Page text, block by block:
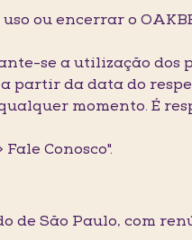
ou encerrar o
se a utilização
partir da data do
momento. É
Conosco".
de São Paulo, com